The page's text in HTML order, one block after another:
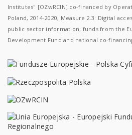
Institutes" [OZwRCIN] co-financed by
Poland, 2014-2020, Measure 2.3: Digital
public sector information; funds from the
Development Fund and national co-